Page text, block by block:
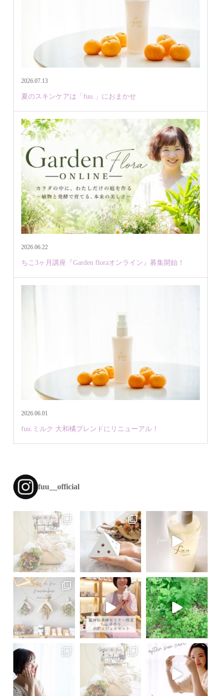
2026.07.13
夏のスキンケアは「fuu.」におまかせ
2026.06.22
ちこ3ヶ月講座『Garden floraオンライン』募集開始！
2026.06.01
fuu.ミルク 大和橘ブレンドにリニューアル！
fuu__official